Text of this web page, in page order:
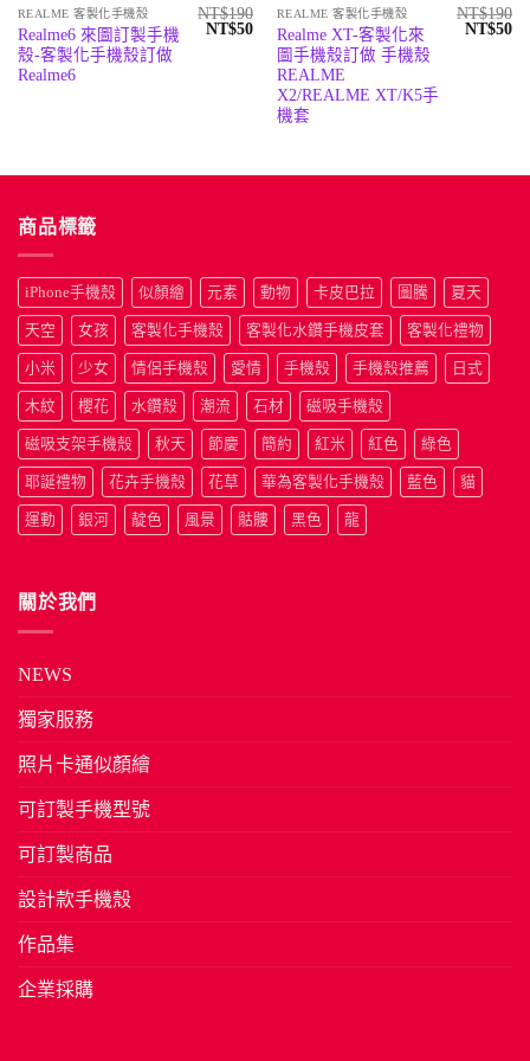
REALME 客製化手機殼
Realme6 來圖訂製手機
殼-客製化手機殼訂做
Realme6
NT$190
原
NT$50目
格：
NT$50。
REALME 客製化手機殼
Realme XT-客製化來
圖手機殼訂做 手機殼
REALME
X2/REALME XT/K5手
機套
NT$190
原
NT$50目
商品標籤
iPhone手機殼 似顏繪 元素 動物 卡皮巴拉 圖騰 夏天
天空 女孩 客製化手機殼 客製化水鑽手機皮套 客製化禮物
小米 少女 情侶手機殼 愛情 手機殼 手機殼推薦 日式
木紋 櫻花 水鑽殼 潮流 石材 磁吸手機殼
磁吸支架手機殼 秋天 節慶 簡約 紅米 紅色 綠色
耶誕禮物 花卉手機殼 花草 華為客製化手機殼 藍色 貓
運動 銀河 靛色 風景 骷髏 黑色 龍
關於我們
NEWS
獨家服務
照片卡通似顏繪
可訂製手機型號
可訂製商品
設計款手機殼
作品集
企業採購